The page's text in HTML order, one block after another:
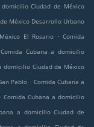
Ciudad de México
México Desarrollo Urbano
El Rosario . Comida
Comida Cubana a domicilio
domicilio Ciudad de México
Pablo . Comida Cubana a
. Comida Cubana a domicilio
a domicilio Ciudad de